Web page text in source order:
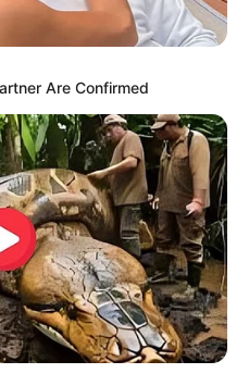
Are Confirmed